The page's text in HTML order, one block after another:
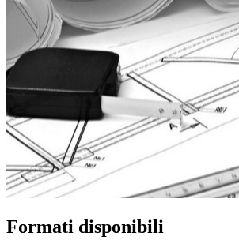
Formati disponibili